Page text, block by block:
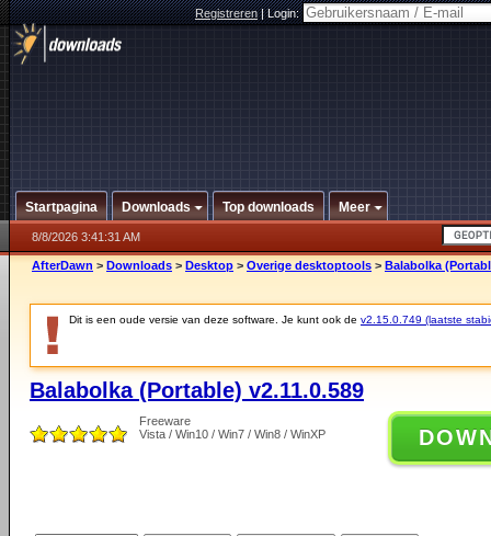
Registreren|Login:
Startpagina Downloads Top downloads Meer
8/8/2026 3:41:31 AM
AfterDawn > Downloads > Desktop > Overige desktoptools > Balabolka
Dit is een oude versie van deze software. Je kunt ook de v2.15.0.749 (laatste
Balabolka (Portable) v2.11.0.589
Freeware
Vista / Win10 / Win7 / Win8 / WinXP